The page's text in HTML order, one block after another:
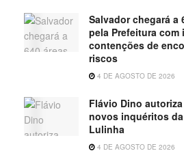
Salvador chegará a
pela Prefeitura
contenções de
riscos
4 DE AGOSTO DE 2026
Flávio Dino
novos inquéritos
Lulinha
4 DE AGOSTO DE 2026